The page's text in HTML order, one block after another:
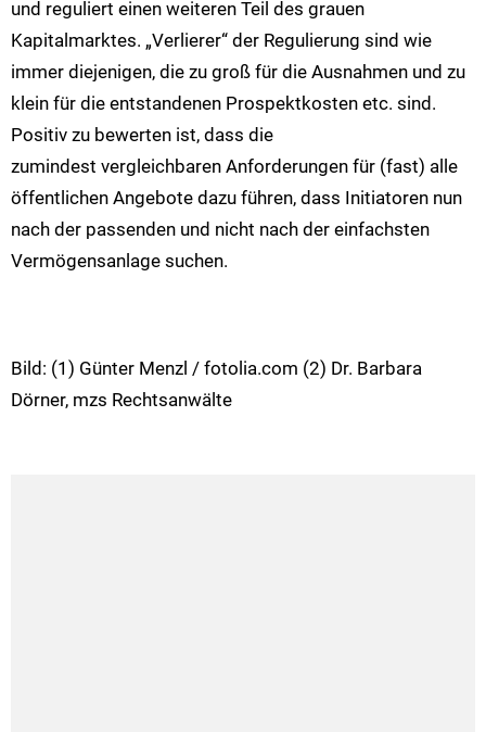
und reguliert einen weiteren Teil des grauen
Kapitalmarktes. „Verlierer“ der Regulierung sind wie
immer diejenigen, die zu groß für die Ausnahmen und zu
klein für die entstandenen Prospektkosten etc. sind.
Positiv zu bewerten ist, dass die
zumindest vergleichbaren Anforderungen für (fast) alle
öffentlichen Angebote dazu führen, dass Initiatoren nun
nach der passenden und nicht nach der einfachsten
Vermögensanlage suchen.
Bild: (1) Günter Menzl / fotolia.com (2) Dr. Barbara
Dörner, mzs Rechtsanwälte